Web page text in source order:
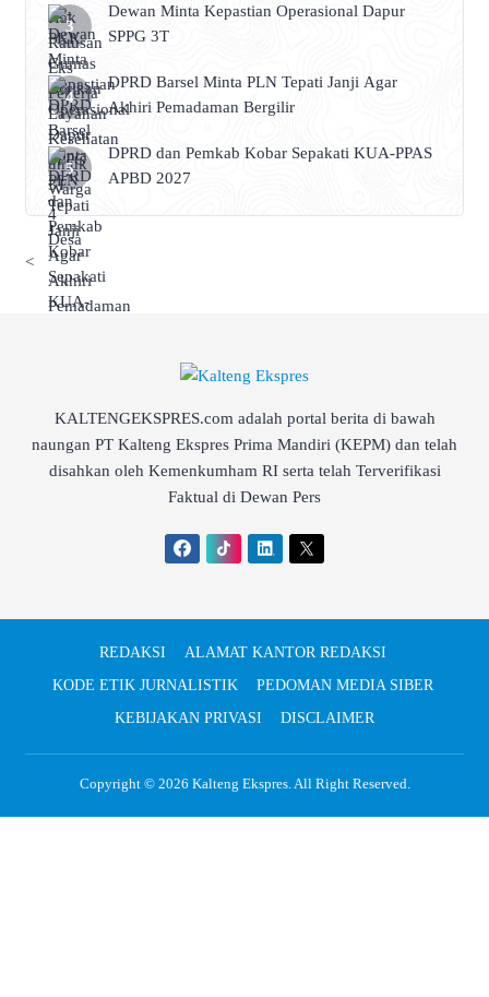
Dewan Minta Kepastian Operasional Dapur
SPPG 3T
DPRD Barsel Minta PLN Tepati Janji Agar
Akhiri Pemadaman Bergilir
DPRD dan Pemkab Kobar Sepakati KUA-PPAS
APBD 2027
<
KALTENGEKSPRES.com adalah portal berita di bawah
naungan PT Kalteng Ekspres Prima Mandiri (KEPM) dan telah
disahkan oleh Kemenkumham RI serta telah Terverifikasi
Faktual di Dewan Pers
REDAKSI
ALAMAT KANTOR REDAKSI
KODE ETIK JURNALISTIK
PEDOMAN MEDIA SIBER
KEBIJAKAN PRIVASI
DISCLAIMER
Copyright © 2026 Kalteng Ekspres. All Right Reserved.